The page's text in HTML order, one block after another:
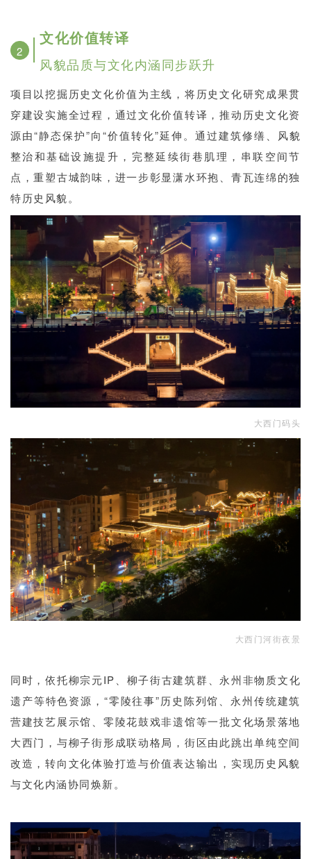
2
文化价值转译
风貌品质与文化内涵同步跃升
项目以挖掘历史文化价值为主线，将历史文化研究成果贯
穿建设实施全过程，通过文化价值转译，推动历史文化资
源由“静态保护”向“价值转化”延伸。通过建筑修缮、风貌
整治和基础设施提升，完整延续街巷肌理，串联空间节
点，重塑古城韵味，进一步彰显潇水环抱、青瓦连绵的独
特历史风貌。
大西门码头
大西门河街夜景
同时，依托柳宗元IP、柳子街古建筑群、永州非物质文化
遗产等特色资源，“零陵往事”历史陈列馆、永州传统建筑
营建技艺展示馆、零陵花鼓戏非遗馆等一批文化场景落地
大西门，与柳子街形成联动格局，街区由此跳出单纯空间
改造，转向文化体验打造与价值表达输出，实现历史风貌
与文化内涵协同焕新。